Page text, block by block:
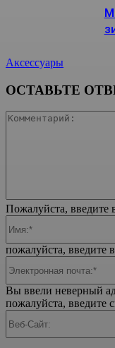
Аксессуары
ОСТАВЬТЕ
Пожалуйста, введите
пожалуйста, введите
Вы ввели неверный
пожалуйста, введите